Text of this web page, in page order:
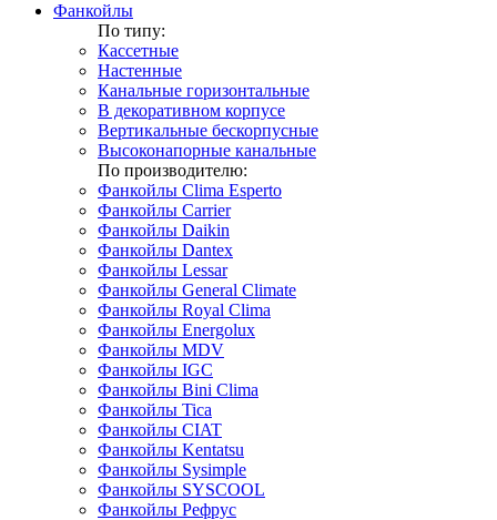
Фанкойлы
По типу:
Кассетные
Настенные
Канальные горизонтальные
В декоративном корпусе
Вертикальные бескорпусные
Высоконапорные канальные
По производителю:
Фанкойлы Clima Esperto
Фанкойлы Carrier
Фанкойлы Daikin
Фанкойлы Dantex
Фанкойлы Lessar
Фанкойлы General Climate
Фанкойлы Royal Clima
Фанкойлы Energolux
Фанкойлы MDV
Фанкойлы IGC
Фанкойлы Bini Clima
Фанкойлы Tica
Фанкойлы CIAT
Фанкойлы Kentatsu
Фанкойлы Sysimple
Фанкойлы SYSCOOL
Фанкойлы Рефрус